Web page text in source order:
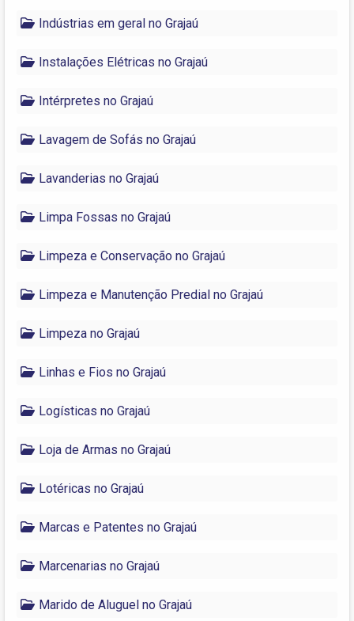
Indústrias em geral no Grajaú
Instalações Elétricas no Grajaú
Intérpretes no Grajaú
Lavagem de Sofás no Grajaú
Lavanderias no Grajaú
Limpa Fossas no Grajaú
Limpeza e Conservação no Grajaú
Limpeza e Manutenção Predial no Grajaú
Limpeza no Grajaú
Linhas e Fios no Grajaú
Logísticas no Grajaú
Loja de Armas no Grajaú
Lotéricas no Grajaú
Marcas e Patentes no Grajaú
Marcenarias no Grajaú
Marido de Aluguel no Grajaú